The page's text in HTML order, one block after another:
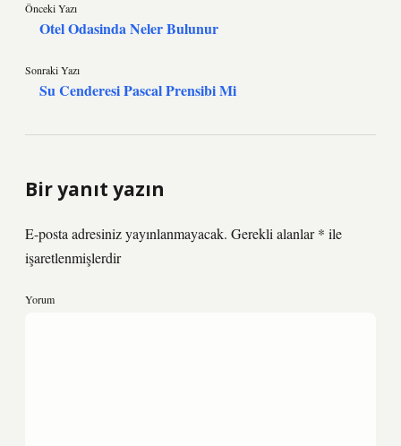
Önceki Yazı
Otel Odasinda Neler Bulunur
Sonraki Yazı
Su Cenderesi Pascal Prensibi Mi
Bir yanıt yazın
E-posta adresiniz yayınlanmayacak. Gerekli alanlar* ile
işaretlenmişlerdir
Yorum